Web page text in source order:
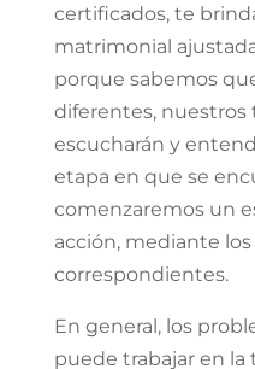
certificados, te
matrimonial
porque sabemos
diferentes, nuestros
escucharán y
etapa en que se
comenzaremos un
acción, mediante
correspondientes.
En general, los
puede trabajar en la